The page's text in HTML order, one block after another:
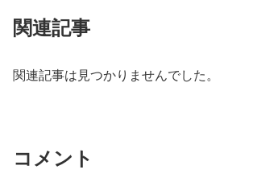
関連記事
関連記事は見つかりませんでした。
コメント